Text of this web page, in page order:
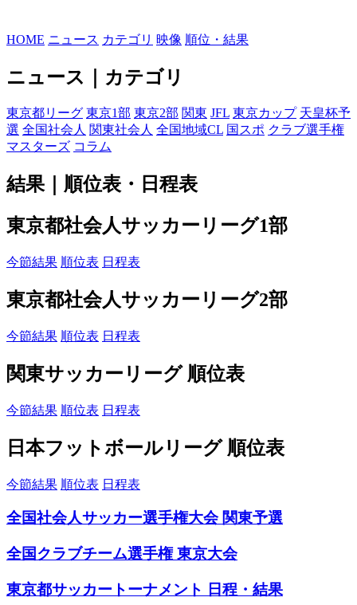
HOME ニュース カテゴリ 映像 順位・結果
ニュース｜カテゴリ
東京都リーグ 東京1部 東京2部 関東 JFL 東京カップ 天皇杯予
選 全国社会人 関東社会人 全国地域CL 国スポ クラブ選手権
マスターズ コラム
結果｜順位表・日程表
東京都社会人サッカーリーグ1部
今節結果 順位表 日程表
東京都社会人サッカーリーグ2部
今節結果 順位表 日程表
関東サッカーリーグ 順位表
今節結果 順位表 日程表
日本フットボールリーグ 順位表
今節結果 順位表 日程表
全国社会人サッカー選手権大会 関東予選
全国クラブチーム選手権 東京大会
東京都サッカートーナメント 日程・結果